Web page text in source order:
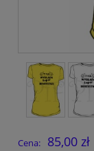
Cena: 85,00 zł